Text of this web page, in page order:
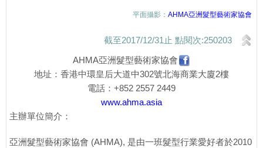
平面攝影： AHMA亞洲髮型藝術家協會
截至2017/12/31止 點閱次:250203
AHMA亞洲髮型藝術家協會
地址：香港中環皇后大道中302號北海商業大廈2樓
電話：+852 2557 2449
www.ahma.asia
主辦單位簡介：
亞洲髮型藝術家協會 (AHMA), 是由一班髮型行業愛好者於2010